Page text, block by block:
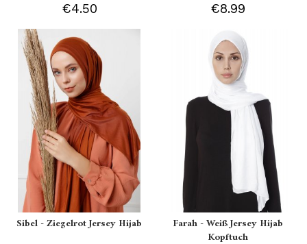
€4.50 €8.99
Sibel - Ziegelrot Jersey Hijab
Farah - Weiß Jersey Hijab
Kopftuch